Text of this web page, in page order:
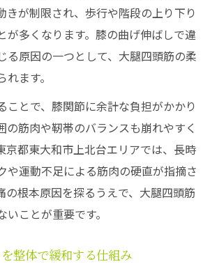
きが制限され、歩行や階段の上り下り
が多くなります。膝の曲げ伸ばしで違
る原因の一つとして、大腿四頭筋の柔
ます。
ことで、膝関節に余計な負担がかかり
の筋肉や靭帯のバランスも崩れやすく
京都東大和市上北台エリアでは、長時
や運動不足による筋肉の硬直が指摘さ
の根本原因を探るうえで、大腿四頭筋
ことが重要です。
整体で緩和する仕組み